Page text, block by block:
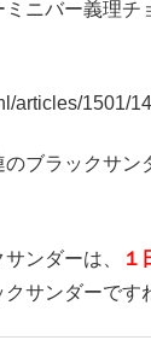
ニバー義理チ
articles/1501/
ブラックサン
ンダーは、 １
サンダーです